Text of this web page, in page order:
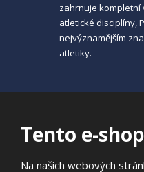
Tento e-
Na našich webových
zahrnuje kompletní
atletické disciplíny,
nejvýznamějším
atletiky.
Prohlášení o